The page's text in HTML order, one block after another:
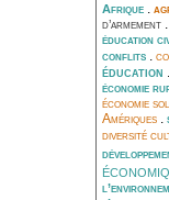
Afrique .
d’armement .
éducation
conflits .
éducation .
économie
économie
Amériques .
diversité